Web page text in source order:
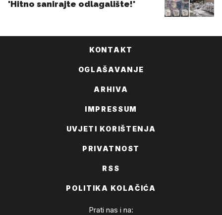
KONTAKT
OGLAŠAVANJE
ARHIVA
IMPRESSUM
UVJETI KORIŠTENJA
PRIVATNOST
RSS
POLITIKA KOLAČIĆA
Prati nas i na: